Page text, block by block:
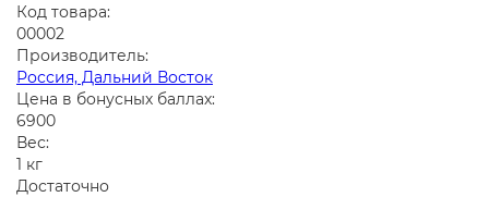
Код товара:
00002
Производитель:
Россия, Дальний Восток
Цена в бонусных баллах:
6900
Вес:
1 кг
Достаточно